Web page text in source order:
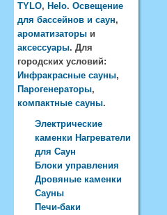
TYLO, Helo. Освещение
для бассейнов и саун,
ароматизаторы и
аксессуары. Для
городских условий:
Инфракрасные сауны,
Парогенераторы,
компактные сауны.
Электрические
каменки Нагреватели
для Саун
Блоки управления
Дровяные каменки
Сауны
Печи-баки